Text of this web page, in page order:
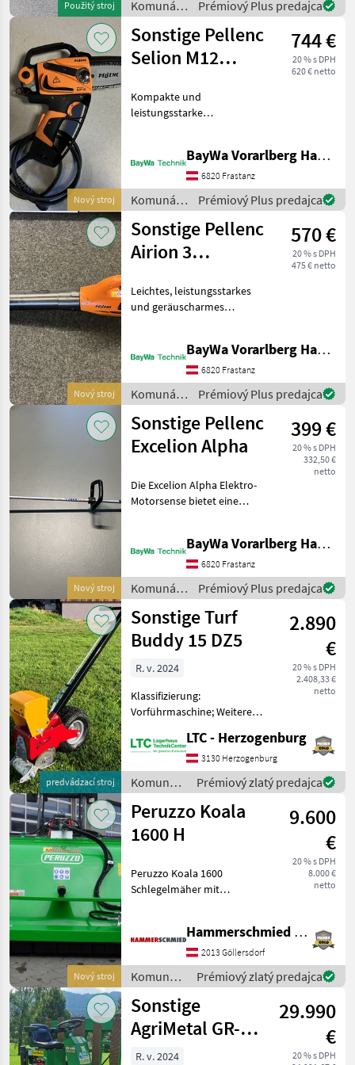
Použitý stroj
Kommunaltrakt
Komunálne
stroje /
Wiedenmann
Prémiový Plus predajca
Nový stroj
Sonstige Pellenc
Selion M12
744 €
20 % s DPH
620 € netto
Kompakte und
leistungsstarke
1, 95 kg Brushless-Motor:
1200 W Soft-Touch-Griff
Arbeitskomfort:
emissionsfreier Betrieb oh
BayWa Vorarlberg HandelsGmbH BayWa Technik
6820 Frastanz
Komunálne
stroje /
Sonstige
Prémiový Plus predajca
Nový stroj
Sonstige Pellenc
Airion 3
570 €
20 % s DPH
475 € netto
Leichtes, leistungsstarkes
und geräuscharmes
Blaskraft von 17, 5 N im
„Boost“-Modus Max.
Leistung: 940 W Perf
BayWa Vorarlberg HandelsGmbH BayWa Technik
6820 Frastanz
Komunálne
stroje /
Sonstige
Prémiový Plus predajca
Nový stroj
Sonstige Pellenc
Excelion Alpha
399 €
20 % s DPH
332,50 €
netto
Die Excelion Alpha Elektro-
Motorsense bietet eine
benutzerfreundlich und
leistungsstark macht. Dank
des ergonomischen Desig
BayWa Vorarlberg HandelsGmbH BayWa Technik
6820 Frastanz
Komunálne
stroje /
Sonstige
Prémiový Plus predajca
predvádzací stroj
Sonstige Turf
Buddy 15 DZ5
2.890
€
20 % s DPH
2.408,33 €
netto
R. v. 2024
Klassifizierung:
Vorführmaschine; Weitere
Nachsaatmaschine für den
Garten- Sport- und
Golfbereich. - Arbeitsbreite
15 cm - Reihenabstand 35
LTC - Herzogenburg
3130 Herzogenburg
Komunálne
stroje /
Sonstige
Prémiový zlatý predajca
Nový stroj
Peruzzo Koala
1600 H
9.600
€
20 % s DPH
8.000 €
netto
Peruzzo Koala 1600
Schlegelmäher mit
hydraulischer Verriegelung
- Arbeitsbreite 1500mm -
Schnitthöhe 30-80mm -
Hammersch
Hammerschmied GmbH
2013 Göllersdorf
Komunálne
stroje /
Peruzzo
Prémiový zlatý predajca
Sonstige
AgriMetal GR-
660-G
29.990
€
20 % s DPH
R. v. 2024